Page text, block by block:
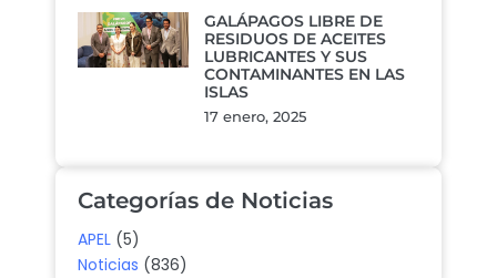
GALÁPAGOS LIBRE DE
RESIDUOS DE ACEITES
LUBRICANTES Y SUS
CONTAMINANTES EN LAS
ISLAS
17 enero, 2025
Categorías de Noticias
APEL (5)
Noticias (836)